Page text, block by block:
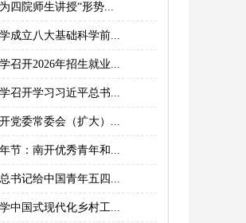
四院师生讲授“形势...
成立八大基础科学前...
召开2026年招生就业...
召开学习习近平总书...
党委常委会（扩大）...
节：南开优秀青年和...
书记给中国青年五四...
中国式现代化乡村工...